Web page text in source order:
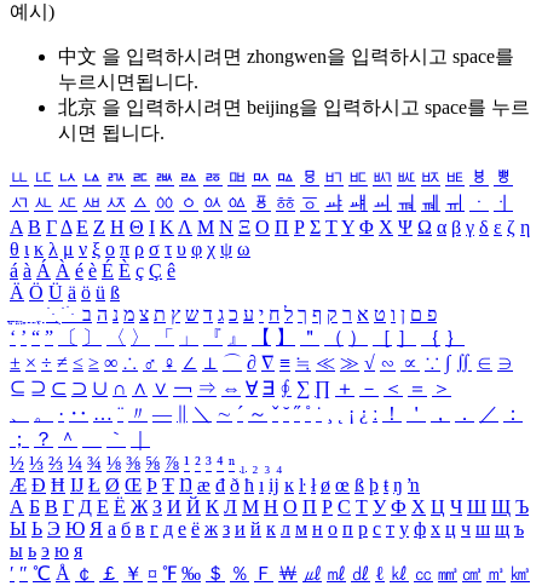
예시)
中文 을 입력하시려면 zhongwen을 입력하시고 space를
누르시면됩니다.
北京 을 입력하시려면 beijing을 입력하시고 space를 누르
시면 됩니다.
ㅥ ㅦ ㅧ ㅨ ㅩ ㅪ ㅫ ㅬ ㅭ ㅮ ㅯ ㅰ ㅱ ㅲ ㅳ ㅴ ㅵ ㅶ ㅷ ㅸ
ㅹ
ㅺ ㅻ ㅼ ㅽ ㅾ ㅿ ㆀ ㆁ ㆂ ㆃ ㆄ ㆅ ㆆ ㆇ ㆈ ㆉ ㆊ ㆋ ㆌ ㆍ
ㆎ
Α Β ΓΔ Ε Ζ Η Θ Ι ΚΛ Μ Ν Ξ Ο Π Ρ Σ ΤΥ Φ Χ Ψ Ω α β γ δ ε ζ η
θ ι κ λ μ ν ξ ο π ρ σ τ υ φ χ ψ ω
á à Á À é è É È ç Ç ê
Ä Ö Ü ä ö ü ß
ִֶֹ ֻּ ׁׂ פ ם ן ו ט א ר ק ף ך ל ח י ע כ ג ד ש ץ ת צ מ נ ה ב
‘ ’ “ ” 〔 〕 〈 〉 「 」 『 』 【 】 ＂ （ ） ［ ］ ｛ ｝
± × ÷ ≠ ≤ ≥ ∞ ∴ ♂ ♀ ∠ ⊥ ⌒ ∂ ∇ ≡ ≒ ≪ ≫ √ ∽ ∝ ∵ ∫ ∬ ∈ ∋
⊆ ⊇ ⊂ ⊃ ∪ ∩ ∧ ∨ ￢ ⇒ ⇔ ∀ ∃ ∮ ∑ ∏ ＋ － ＜ ＝
＞
、
。 · ‥ … ¨ 〃 ― ＼ ∼ ´ ～ ˇ ˘ ˝ ˚ ˙ ¸ ¡ ¿ ː ！ ＇ ， ． ／
：
；
？ ＾ ｀
½ ⅓ ⅔ ¼ ¾ ⅛ ⅜ ⅝ ⅞ ¹ ² ³ ⁴ ⁿ ₁ ₂ ₃ ₄
Æ Ð Ħ Ĳ Ł Ø Œ Þ Ŧ Ŋ æ đ ð ħ ı ĳ ĸ ŀ ł ø œ ß þ ŧ ŋ ŉ
А Б В Г Д Е Ё Ж З И Й К Л М Н О П Р С Т У Ф Х Ц Ч Ш Щ Ъ
Ы Ь Э Ю Я а б в г д е ё ж з и й к л м н о п р с т у ф х ц ч ш щ ъ
ы ь э ю я
′ ″ ℃ Å ￠ ￡ ￥ ¤ ℉ ‰ ＄ ％ Ｆ ￦ ㎕ ㎖ ㎗ ℓ ㎘ ㏄ ㎣ ㎤ ㎥ ㎦